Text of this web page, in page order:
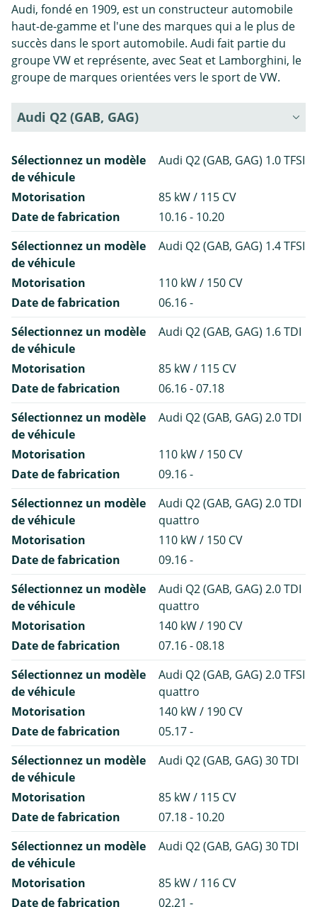
Audi, fondé en 1909, est un constructeur automobile
haut-de-gamme et l'une des marques qui a le plus de
succès dans le sport automobile. Audi fait partie du
groupe VW et représente, avec Seat et Lamborghini, le
groupe de marques orientées vers le sport de VW.
Audi Q2 (GAB, GAG)
Sélectionnez un modèle
de véhicule
Audi Q2 (GAB, GAG) 1.0 TFSI
Motorisation
85 kW / 115 CV
Date de fabrication
10.16 - 10.20
Sélectionnez un modèle
de véhicule
Audi Q2 (GAB, GAG) 1.4 TFSI
Motorisation
110 kW / 150 CV
Date de fabrication
06.16 -
Sélectionnez un modèle
de véhicule
Audi Q2 (GAB, GAG) 1.6 TDI
Motorisation
85 kW / 115 CV
Date de fabrication
06.16 - 07.18
Sélectionnez un modèle
de véhicule
Audi Q2 (GAB, GAG) 2.0 TDI
Motorisation
110 kW / 150 CV
Date de fabrication
09.16 -
Sélectionnez un modèle
de véhicule
Audi Q2 (GAB, GAG) 2.0 TDI
quattro
Motorisation
110 kW / 150 CV
Date de fabrication
09.16 -
Sélectionnez un modèle
de véhicule
Audi Q2 (GAB, GAG) 2.0 TDI
quattro
Motorisation
140 kW / 190 CV
Date de fabrication
07.16 - 08.18
Sélectionnez un modèle
de véhicule
Audi Q2 (GAB, GAG) 2.0 TFSI
quattro
Motorisation
140 kW / 190 CV
Date de fabrication
05.17 -
Sélectionnez un modèle
de véhicule
Audi Q2 (GAB, GAG) 30 TDI
Motorisation
85 kW / 115 CV
Date de fabrication
07.18 - 10.20
Sélectionnez un modèle
de véhicule
Audi Q2 (GAB, GAG) 30 TDI
Motorisation
85 kW / 116 CV
Date de fabrication
02.21 -